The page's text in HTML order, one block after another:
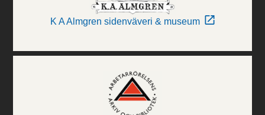
K A Almgren sidenväveri & museum